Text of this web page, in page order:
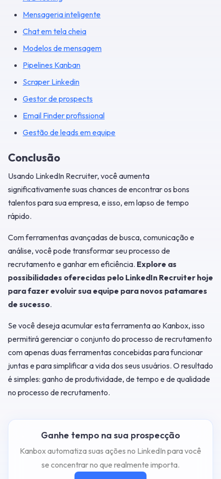
Mensageria inteligente
Chat em tela cheia
Modelos de mensagem
Pipelines Kanban
Scraper Linkedin
Gestor de prospects
Email Finder profissional
Gestão de leads em equipe
Conclusão
Usando LinkedIn Recruiter, você aumenta
significativamente suas chances de encontrar os bons
talentos para sua empresa, e isso, em lapso de tempo
rápido.
Com ferramentas avançadas de busca, comunicação e
análise, você pode transformar seu processo de
recrutamento e ganhar em eficiência. Explore as
possibilidades oferecidas pelo LinkedIn Recruiter hoje
para fazer evoluir sua equipe para novos patamares
de sucesso.
Se você deseja acumular esta ferramenta ao Kanbox, isso
permitirá gerenciar o conjunto do processo de recrutamento
com apenas duas ferramentas concebidas para funcionar
juntas e para simplificar a vida dos seus usuários. O resultado
é simples: ganho de produtividade, de tempo e de qualidade
no processo de recrutamento.
Ganhe tempo na sua prospecção
Kanbox automatiza suas ações no LinkedIn para você
se concentrar no que realmente importa.